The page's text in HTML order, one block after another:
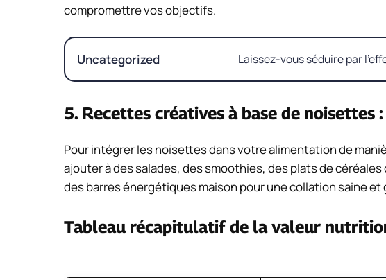
compromettre vos objectifs.
Uncategorized Laissez-vous séduire par
5. Recettes créatives à base de noisettes :
Pour intégrer les noisettes dans votre alimentation de
ajouter à des salades, des smoothies, des plats de
des barres énergétiques maison pour une collation saine et
Tableau récapitulatif de la valeur